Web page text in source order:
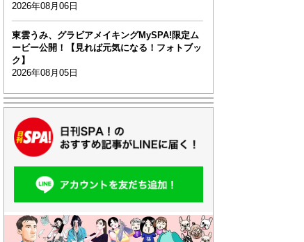
2026年08月06日
東雲うみ、グラビアメイキングMySPA!限定ム
ービー公開！【見れば元気になる！フォトブッ
ク】
2026年08月05日